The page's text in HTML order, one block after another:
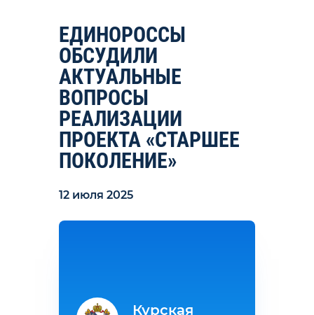
ЕДИНОРОССЫ
ОБСУДИЛИ
АКТУАЛЬНЫЕ
ВОПРОСЫ
РЕАЛИЗАЦИИ
ПРОЕКТА «СТАРШЕЕ
ПОКОЛЕНИЕ»
12 июля 2025
Курская